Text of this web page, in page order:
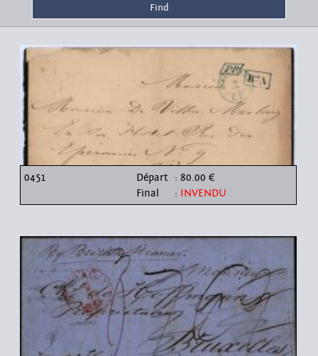
0451 Départ : 80.00 €
Final
: INVENDU